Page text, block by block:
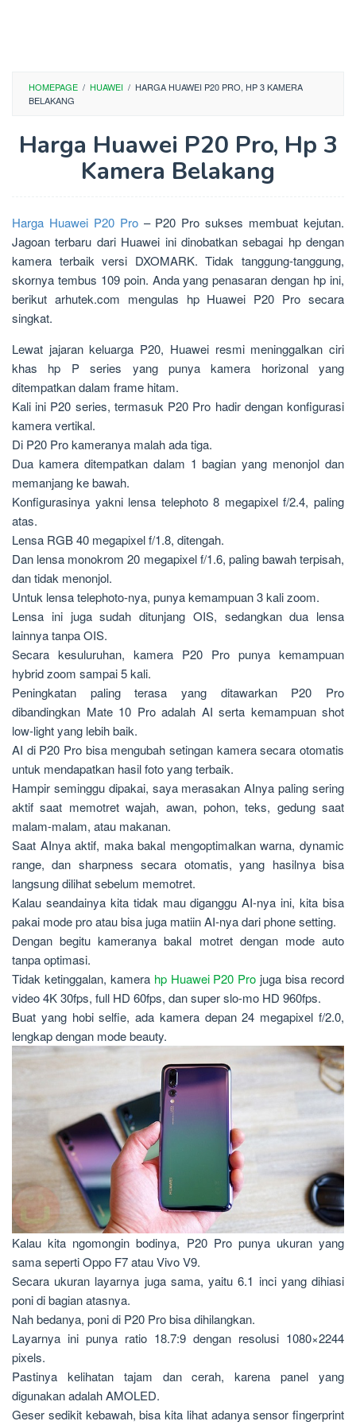
HOMEPAGE / HUAWEI / HARGA HUAWEI P20 PRO, HP 3 KAMERA
BELAKANG
Harga Huawei P20 Pro, Hp 3
Kamera Belakang
Harga Huawei P20 Pro– P20 Pro sukses membuat kejutan.
Jagoan terbaru dari Huawei ini dinobatkan sebagai hp dengan
kamera terbaik versi DXOMARK. Tidak tanggung-tanggung,
skornya tembus 109 poin. Anda yang penasaran dengan hp ini,
berikut arhutek.com mengulas hp Huawei P20 Pro secara
singkat.
Lewat jajaran keluarga P20, Huawei resmi meninggalkan ciri
khas hp P series yang punya kamera horizonal yang
ditempatkan dalam frame hitam.
Kali ini P20 series, termasuk P20 Pro hadir dengan konfigurasi
kamera vertikal.
Di P20 Pro kameranya malah ada tiga.
Dua kamera ditempatkan dalam 1 bagian yang menonjol dan
memanjang ke bawah.
Konfigurasinya yakni lensa telephoto 8 megapixel f/2.4, paling
atas.
Lensa RGB 40 megapixel f/1.8, ditengah.
Dan lensa monokrom 20 megapixel f/1.6, paling bawah terpisah,
dan tidak menonjol.
Untuk lensa telephoto-nya, punya kemampuan 3 kali zoom.
Lensa ini juga sudah ditunjang OIS, sedangkan dua lensa
lainnya tanpa OIS.
Secara kesuluruhan, kamera P20 Pro punya kemampuan
hybrid zoom sampai 5 kali.
Peningkatan paling terasa yang ditawarkan P20 Pro
dibandingkan Mate 10 Pro adalah AI serta kemampuan shot
low-light yang lebih baik.
AI di P20 Pro bisa mengubah setingan kamera secara otomatis
untuk mendapatkan hasil foto yang terbaik.
Hampir seminggu dipakai, saya merasakan AInya paling sering
aktif saat memotret wajah, awan, pohon, teks, gedung saat
malam-malam, atau makanan.
Saat AInya aktif, maka bakal mengoptimalkan warna, dynamic
range, dan sharpness secara otomatis, yang hasilnya bisa
langsung dilihat sebelum memotret.
Kalau seandainya kita tidak mau diganggu AI-nya ini, kita bisa
pakai mode pro atau bisa juga matiin AI-nya dari phone setting.
Dengan begitu kameranya bakal motret dengan mode auto
tanpa optimasi.
Tidak ketinggalan, kamera hp Huawei P20 Pro juga bisa record
video 4K 30fps, full HD 60fps, dan super slo-mo HD 960fps.
Buat yang hobi selfie, ada kamera depan 24 megapixel f/2.0,
lengkap dengan mode beauty.
Kalau kita ngomongin bodinya, P20 Pro punya ukuran yang
sama seperti Oppo F7 atau Vivo V9.
Secara ukuran layarnya juga sama, yaitu 6.1 inci yang dihiasi
poni di bagian atasnya.
Nah bedanya, poni di P20 Pro bisa dihilangkan.
Layarnya ini punya ratio 18.7:9 dengan resolusi 1080×2244
pixels.
Pastinya kelihatan tajam dan cerah, karena panel yang
digunakan adalah AMOLED.
Geser sedikit kebawah, bisa kita lihat adanya sensor fingerprint